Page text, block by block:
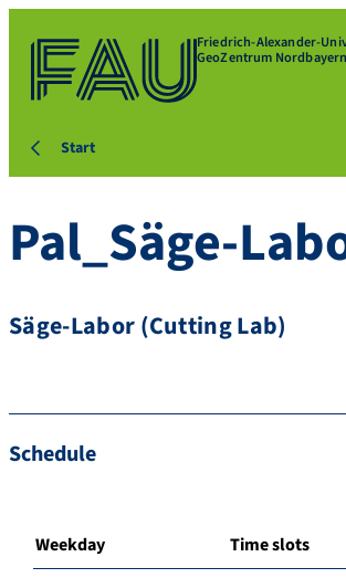
Friedrich-Alexander-
GeoZentrum
Start
Pal_Säge-
Säge-Labor (Cutting Lab)
Schedule
Weekday Time slots